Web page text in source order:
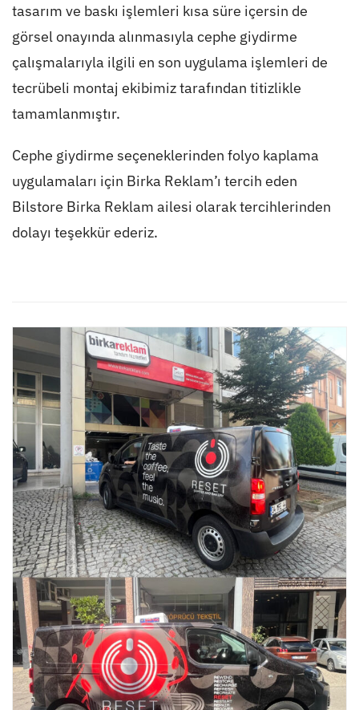
tasarım ve baskı işlemleri kısa süre içersin de
görsel onayında alınmasıyla cephe giydirme
çalışmalarıyla ilgili en son uygulama işlemleri de
tecrübeli montaj ekibimiz tarafından titizlikle
tamamlanmıştır.
Cephe giydirme seçeneklerinden folyo kaplama
uygulamaları için Birka Reklam’ı tercih eden
Bilstore Birka Reklam ailesi olarak tercihlerinden
dolayı teşekkür ederiz.